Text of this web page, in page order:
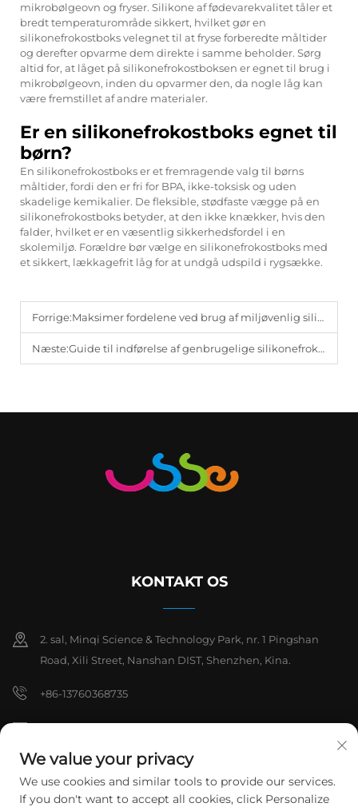
mikrobølgeovn og fryser. Silikone af fødevarekvalitet tåler et
bredt temperaturområde sikkert, hvilket gør en
silikonefrokostboks velegnet til at fryse forberedte måltider
og derefter opvarme dem direkte i samme beholder. Sørg
altid for, at låget på silikonefrokostboksen er egnet til brug i
mikrobølgeovn, inden du opvarmer den, da nogle låg kan
være fremstillet af andre materialer.
Er en silikonefrokostboks egnet til
børn?
En silikonefrokostboks er et fremragende valg til børns
måltider, fordi den er fri for BPA, ikke-toksisk og uden
skadelige kemikalier. De fleksible, stødfaste vægge på en
silikonefrokostboks betyder, at den ikke knækker, hvis den
falder, hvilket er en væsentlig sikkerhedsfordel i en
skolemiljø. Forældre bør vælge en silikonefrokostboks med
et sikkert, lækkagefrit låg for at undgå udspild i rygsække.
Forrige:Maksimer fordelene ved brug af miljøvenlig silicone madkasse
Næste:Guide til indførelse af genbrugelige silikonefrokostbokse i dag
KONTAKT OS
2. sal, Minqi Science & Technology Park, nr. 1 Pingshan
Road, Xili Street, Nanshan DIST, Shenzhen, Kina.
+86-13760368735
Copyright © 2026 Shenzhen Hanchuan Industrial Co., Ltd. Alle
rettigheder forbeholdes. Privatlivspolitik
We value your privacy
We use cookies and similar tools to provide our services.
If you don't want to accept all cookies, click Personalize